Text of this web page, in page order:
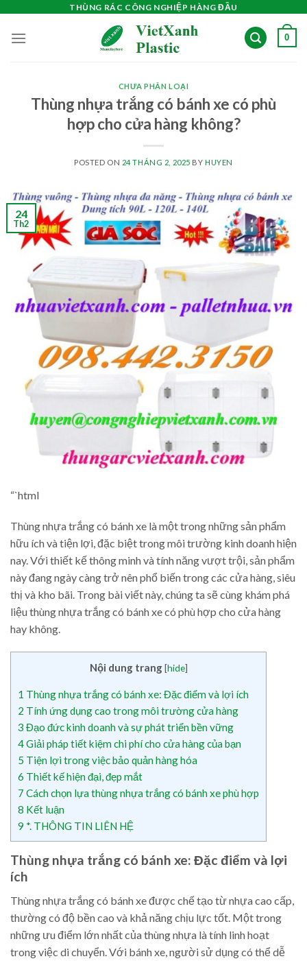
content
THÙNG RÁC CÔNG NGHIỆP HÀNG ĐẦU
0
CHƯA PHÂN LOẠI
Thùng nhựa trắng có bánh xe có phù
hợp cho cửa hàng không?
POSTED ON 24 THÁNG 2, 2025 BY HUYEN
24
Th2
“`html
Thùng nhựa trắng có bánh xe là một trong những sản phẩm
hữu ích và tiện lợi, đặc biệt trong môi trường kinh doanh hiện
nay. Với thiết kế thông minh và tính năng vượt trội, sản phẩm
này đang ngày càng trở nên phổ biến trong các cửa hàng, siêu
thị và kho bãi. Trong bài viết này, chúng ta sẽ cùng khám phá
liệu thùng nhựa trắng có bánh xe có phù hợp cho cửa hàng
hay không.
Nội dung trang [hide]
1 Thùng nhựa trắng có bánh xe: Đặc điểm và lợi ích
2 Tính ứng dụng cao trong môi trường cửa hàng
3 Đạo đức kinh doanh và sự phát triển bền vững
4Giải pháp tiết kiệm chi phí cho cửa hàng của bạn
5 Tiện lợi trong việc bảo quản hàng hóa
6 Thiết kế hiện đại, đẹp mắt
7 Cách chọn lựa thùng nhựa trắng có bánh xe phù hợp
8 Kết luận
9 *. THÔNG TIN LIÊN HỆ
Thùng nhựa trắng có bánh xe: Đặc điểm và lợi
ích
Thùng nhựa trắng có bánh xe được chế tạo từ nhựa cao cấp,
thường có độ bền cao và khả năng chịu lực tốt. Một trong
những ưu điểm lớn nhất của thùng nhựa là tính linh hoạt
trong việc di chuyển. Với bánh xe, người sử dụng có thể dễ